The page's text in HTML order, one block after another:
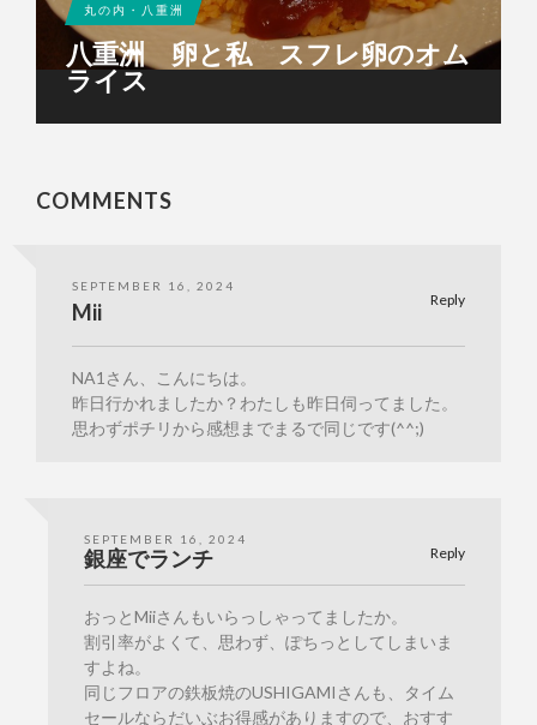
丸の内・八重洲
八重洲 卵と私 スフレ卵のオム
ライス
COMMENTS
SEPTEMBER 16, 2024
Reply
Mii
NA1さん、こんにちは。
昨日行かれましたか？わたしも昨日伺ってました。
思わずポチリから感想までまるで同じです(^^;)
SEPTEMBER 16, 2024
Reply
銀座でランチ
おっとMiiさんもいらっしゃってましたか。
割引率がよくて、思わず、ぽちっとしてしまいま
すよね。
同じフロアの鉄板焼のUSHIGAMIさんも、タイム
セールならだいぶお得感がありますので、おすす